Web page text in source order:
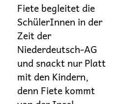
Fiete begleitet die
SchülerInnen in der
Zeit der
Niederdeutsch-AG
und snackt nur Platt
mit den Kindern,
denn Fiete kommt